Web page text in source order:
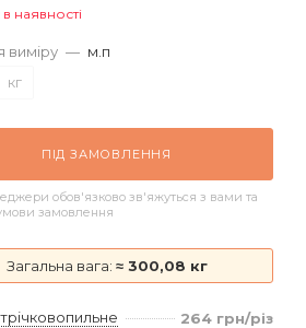
наявності
виміру — м.п
кг
ПІД ЗАМОВЛЕННЯ
обов'язково зв'яжуться з вами та
замовлення
Загальна вага: ≈ 300,08 кг
264 грн/різ